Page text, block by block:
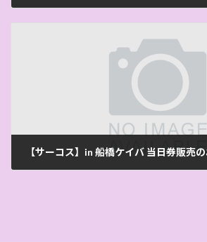
【サーコス】in 船橋ケイバ 当日券販売